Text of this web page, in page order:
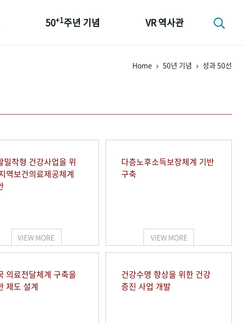
50+1주년 기념 VR 역사관
Home 50년 기념 성과 50선
밀착형 건강사업을 위
역보건의료제공체계
VIEW MORE
다층노후소득보장체계 기반
구축
VIEW MORE
의료전달체계 구축을
제도 설계
건강수명 향상을 위한 건강
증진 사업 개발